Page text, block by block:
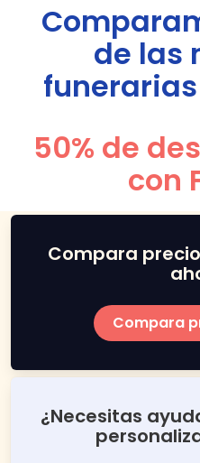
de las
50% de
con
Compara
Compara
¿Necesitas